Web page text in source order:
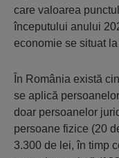
care valoarea
începutului anului
economie se situat
În România există
se aplică
doar persoanelor
persoane fizice (20
3.300 de lei, în timp